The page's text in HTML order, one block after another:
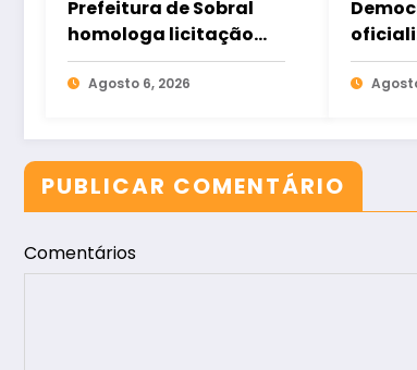
Prefeitura de Sobral
homologa licitação
para construção do
Hospital de Taperuaba
Agosto 6, 2026
PUBLICAR COMENTÁRIO
Comentários